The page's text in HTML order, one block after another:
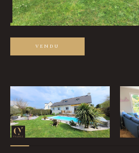
VENDU
Surface
Affiner les
Parking Terrasse